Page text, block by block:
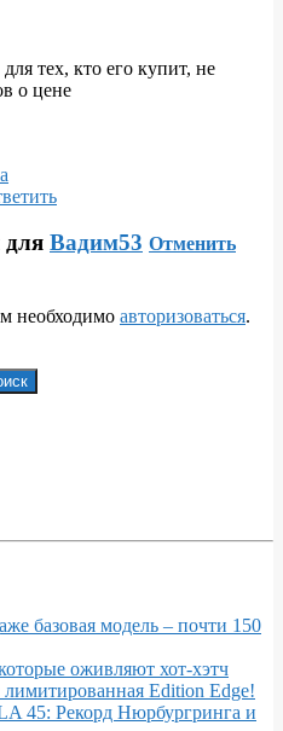
тех, кто его купит, не
о цене
для Вадим53 Отменить
необходимо авторизоваться.
базовая модель – почти 150
оживляют хот-хэтч
Edition Edge!
45: Рекорд Нюрбургринга и